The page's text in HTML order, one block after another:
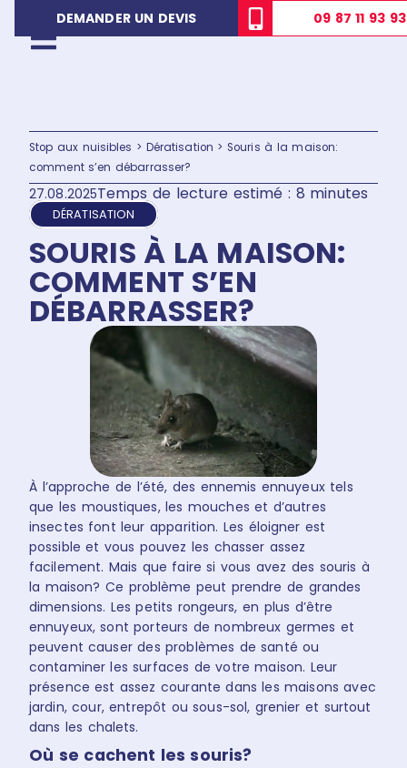
DEMANDER UN DEVIS 09 87 11 93 93
Stop aux nuisibles > Dératisation > Souris à la maison:
comment s’en débarrasser?
27.08.2025Temps de lecture estimé : 8 minutes
DÉRATISATION
SOURIS À LA MAISON:
COMMENT S’EN
DÉBARRASSER?
À l’approche de l’été, des ennemis ennuyeux tels
que les moustiques, les mouches et d’autres
insectes font leur apparition. Les éloigner est
possible et vous pouvez les chasser assez
facilement. Mais que faire si vous avez des souris à
la maison? Ce problème peut prendre de grandes
dimensions. Les petits rongeurs, en plus d’être
ennuyeux, sont porteurs de nombreux germes et
peuvent causer des problèmes de santé ou
contaminer les surfaces de votre maison. Leur
présence est assez courante dans les maisons avec
jardin, cour, entrepôt ou sous-sol, grenier et surtout
dans les chalets.
Où se cachent les souris?